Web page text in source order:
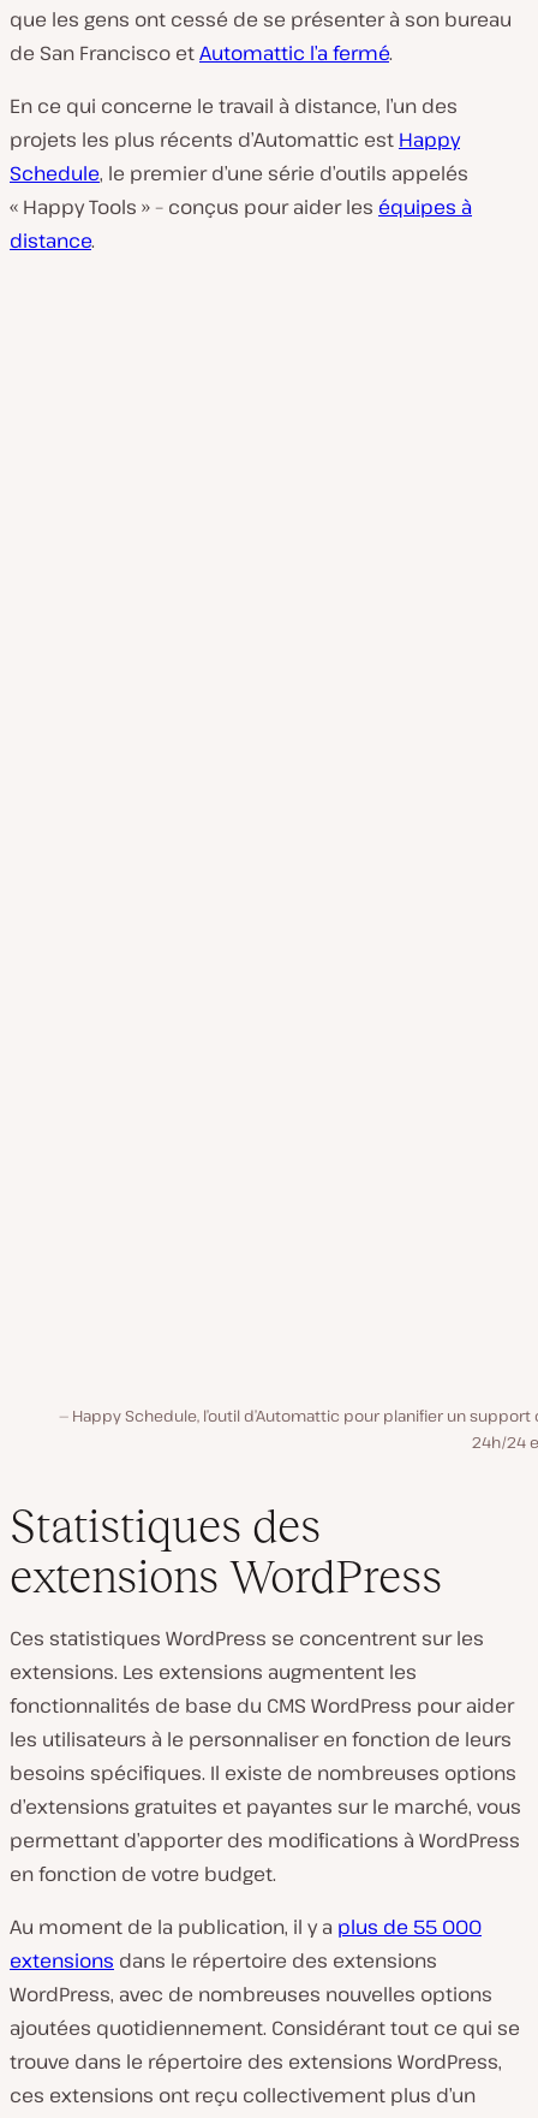
que les gens ont cessé de se présenter à son bureau
de San Francisco etAutomattic l’a fermé.
En ce qui concerne le travail à distance, l’un des
projets les plus récents d’Automattic est Happy
Schedule, le premier d’une série d’outils appelés
« Happy Tools » – conçus pour aider les équipes à
distance.
Happy Schedule, l’outil d’Automattic pour planifier un support
24h/24
Statistiques des
extensions WordPress
Ces statistiques WordPress se concentrent sur les
extensions. Les extensions augmentent les
fonctionnalités de base du CMS WordPress pour aider
les utilisateurs à le personnaliser en fonction de leurs
besoins spécifiques. Il existe de nombreuses options
d’extensions gratuites et payantes sur le marché, vous
permettant d’apporter des modifications à WordPress
en fonction de votre budget.
Au moment de la publication, il y a plus de 55 000
extensions dans le répertoire des extensions
WordPress, avec de nombreuses nouvelles options
ajoutées quotidiennement. Considérant tout ce qui se
trouve dans le répertoire des extensions WordPress,
ces extensions ont reçu collectivement plus d’un